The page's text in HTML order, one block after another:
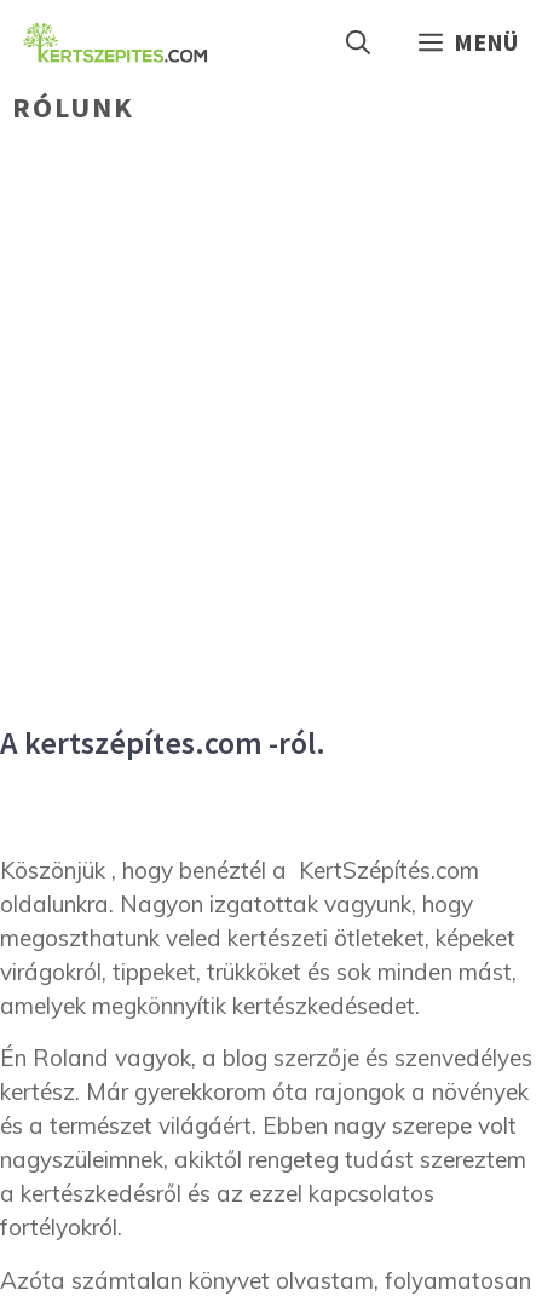
Kilépés
MENÜ
RÓLUNK
A kertszépítes.com -ról.
Köszönjük , hogy benéztél a KertSzépítés.com
oldalunkra. Nagyon izgatottak vagyunk, hogy
megoszthatunk veled kertészeti ötleteket, képeket
virágokról, tippeket, trükköket és sok minden mást,
amelyek megkönnyítik kertészkedésedet.
Én Roland vagyok, a blog szerzője és szenvedélyes
kertész. Már gyerekkorom óta rajongok a növények
és a természet világáért. Ebben nagy szerepe volt
nagyszüleimnek, akiktől rengeteg tudást szereztem
a kertészkedésről és az ezzel kapcsolatos
fortélyokról.
Azóta számtalan könyvet olvastam, folyamatosan